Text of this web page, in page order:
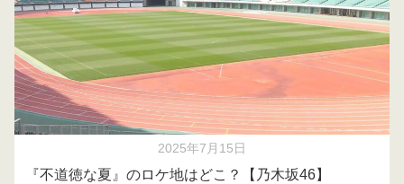
2025年7月15日
『不道徳な夏』のロケ地はどこ？【乃木坂46】